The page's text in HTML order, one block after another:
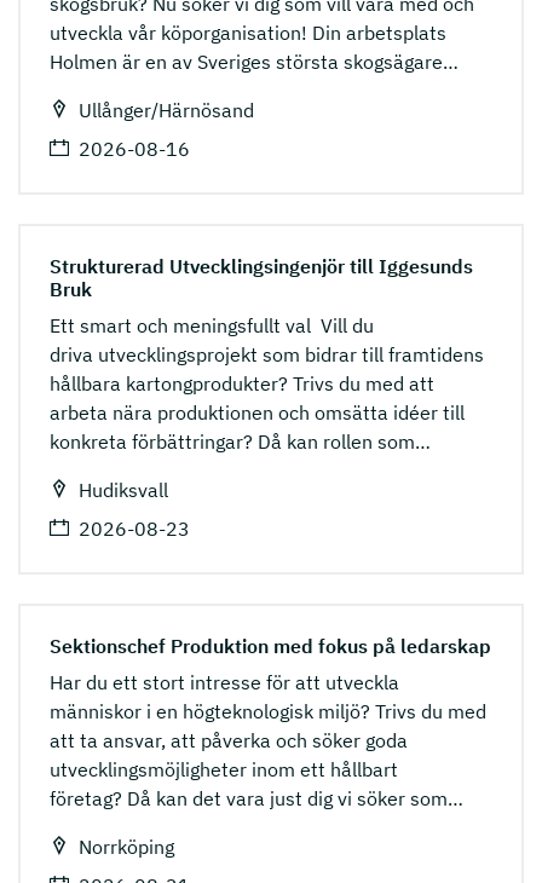
utveckla vår köporganisation! Din arbetsplats
Holmen är en av Sveriges största skogsägare…
Ullånger/Härnösand
2026-08-16
Strukturerad Utvecklingsingenjör till Iggesunds
Bruk
Ett smart och meningsfullt val Vill du
driva utvecklingsprojekt som bidrar till framtidens
hållbara kartongprodukter? Trivs du med att
arbeta nära produktionen och omsätta idéer till
konkreta förbättringar? Då kan rollen som…
Hudiksvall
2026-08-23
Sektionschef Produktion med fokus på ledarskap
Har du ett stort intresse för att utveckla
människor i en högteknologisk miljö? Trivs du med
att ta ansvar, att påverka och söker goda
utvecklingsmöjligheter inom ett hållbart
företag? Då kan det vara just dig vi söker som…
Norrköping